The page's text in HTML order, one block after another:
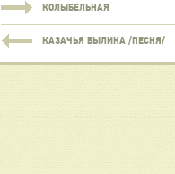
КОЛЫБЕЛЬНАЯ
КАЗАЧЬЯ БЫЛИНА /ПЕСНЯ/